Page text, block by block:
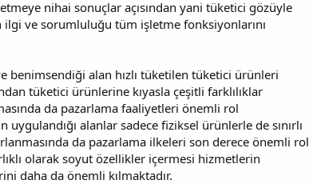
nihai sonuçlar açısından yani tüketici gözüyle
ilgi ve sorumluluğu tüm işletme fonksiyonlarını
benimsendiği alan hızlı tüketilen tüketici ürünleri
tüketici ürünlerine kıyasla çeşitli farklılıklar
da pazarlama faaliyetleri önemli rol
alanlar sadece fiziksel ürünlerle de sınırlı
da pazarlama ilkeleri son derece önemli rol
olarak soyut özellikler içermesi hizmetlerin
daha da önemli kılmaktadır.